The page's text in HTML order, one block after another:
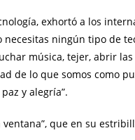
exhortó a los
ningún tipo de
música, tejer, abrir las
de lo que somos como
y alegría”.
que en su